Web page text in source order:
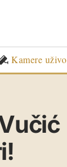
Kamere uživo